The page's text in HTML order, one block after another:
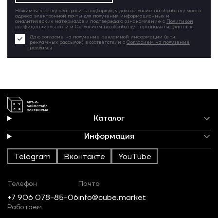
Нажимая кнопку «Запросить подборку», я даю согласие на обработку моего
адреса электронной почты для получения информационных и
аналитических материалов и подтверждаю ознакомление с Политикой
конфиденциальности и Согласием на обработку персональных данных.
Даю согласие на получение рекламной информации (в т.ч.
рекламных рассылок) в соответствии с Согласием на получение
рекламы
Каталог
Информация
Telegram Вконтакте YouTube
Телефон
+7 906 078-85-06
Почта
info@cube.market
Работаем